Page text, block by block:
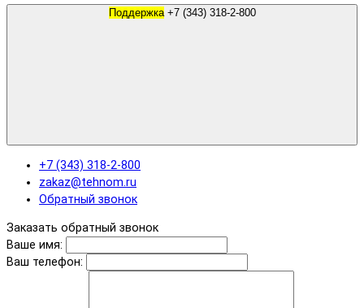
Поддержка +7 (343) 318-2-800
+7 (343) 318-2-800
zakaz@tehnom.ru
Обратный звонок
Заказать обратный звонок
Ваше имя:
Ваш телефон: